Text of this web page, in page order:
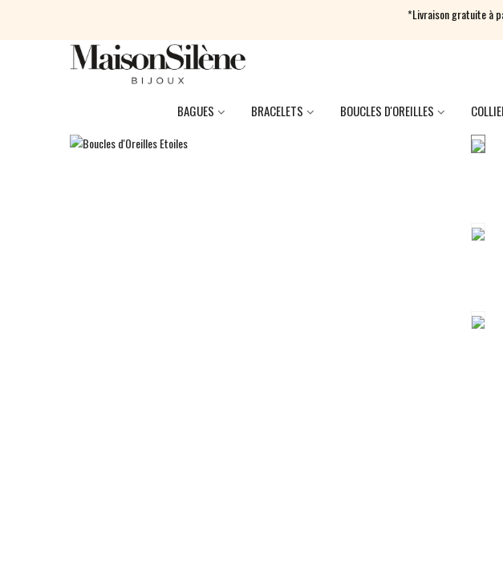
*Livraison gratuite à
BAGUES BRACELETS BOUCLES D'OREILLES